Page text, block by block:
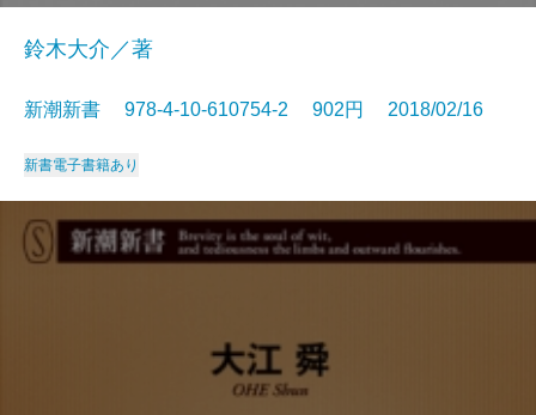
鈴木大介／著
新潮新書 978-4-10-610754-2 902円 2018/02/16
新書電子書籍あり